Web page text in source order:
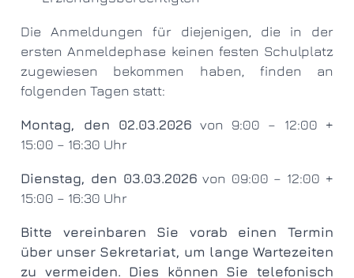
Die Anmeldungen für diejenigen, die in der
ersten Anmeldephase keinen festen Schulplatz
zugewiesen bekommen haben, finden an
folgenden Tagen statt:
Montag, den 02.03.2026 von 9:00 – 12:00 +
15:00 – 16:30 Uhr
Dienstag, den 03.03.2026 von 09:00 – 12:00 +
15:00 – 16:30 Uhr
Bitte vereinbaren Sie vorab einen Termin
über unser Sekretariat, um lange Wartezeiten
zu vermeiden. Dies können Sie telefonisch